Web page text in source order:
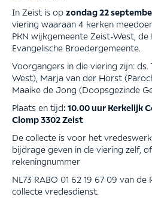
In Zeist is op zondag22
viering waaraan 4 kerken
PKN wijkgemeente Zeist-West,
Evangelische Broedergemeente.
Voorgangers in die viering zijn:
West), Marja van der Horst
Maaike de Jong (Doopsgezinde
Plaats en tijd: 10.00 uur Kerkelijk
Clomp 3302 Zeist
De collecte is voor het
bijdrage geven in de viering zelf,
rekeningnummer
NL73 RABO 01 62 19 67 09 van
collecte vredesdienst.